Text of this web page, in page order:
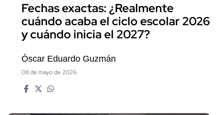
Fechas exactas: ¿Realmente
cuándo acaba el ciclo escolar 2026
y cuándo inicia el 2027?
Óscar Eduardo Guzmán
08 de mayo de 2026